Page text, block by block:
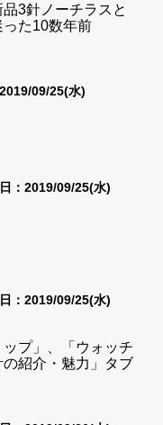
3針ノーチラスと
た10数年前
09/25(水)
：2019/09/25(水)
：2019/09/25(水)
プ」、「ウォッチ
紹介・魅力」タブ